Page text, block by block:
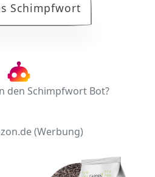
Schimpfwort
den Schimpfwort Bot?
(Werbung)